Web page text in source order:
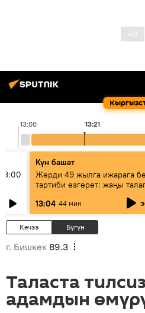
13:00 13:21
Күн башат
Жерди 49 жылга ижарага
тартиби өзгөрөт: жаңы
13:04 44 мин
Кечээ Бүгүн
г. Бишкек 89.3
Таласта
адамдын